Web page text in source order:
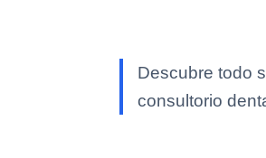
Descubre todo
consultorio